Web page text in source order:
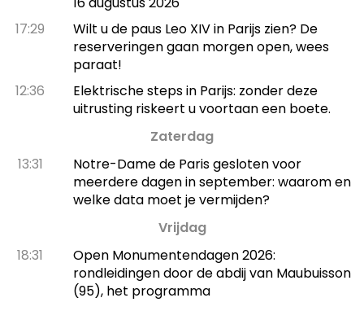
17:29
Wilt u de paus Leo XIV in Parijs zien? De
reserveringen gaan morgen open, wees
paraat!
12:36
Elektrische steps in Parijs: zonder deze
uitrusting riskeert u voortaan een boete.
Zaterdag
13:31
Notre-Dame de Paris gesloten voor
meerdere dagen in september: waarom en
welke data moet je vermijden?
Vrijdag
18:31
Open Monumentendagen 2026:
rondleidingen door de abdij van Maubuisson
(95), het programma